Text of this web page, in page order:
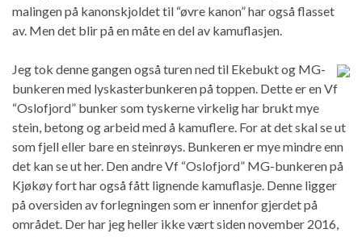
malingen på kanonskjoldet til “øvre kanon” har også flasset
av. Men det blir på en måte en del av kamuflasjen.
Jeg tok denne gangen også turen ned til Ekebukt og MG-
bunkeren med lyskasterbunkeren på toppen. Dette er en Vf
“Oslofjord” bunker som tyskerne virkelig har brukt mye
stein, betong og arbeid med å kamuflere. For at det skal se ut
som fjell eller bare en steinrøys. Bunkeren er mye mindre enn
det kan se ut her. Den andre Vf “Oslofjord” MG-bunkeren på
Kjøkøy fort har også fått lignende kamuflasje. Denne ligger
på oversiden av forlegningen som er innenfor gjerdet på
området. Der har jeg heller ikke vært siden november 2016,